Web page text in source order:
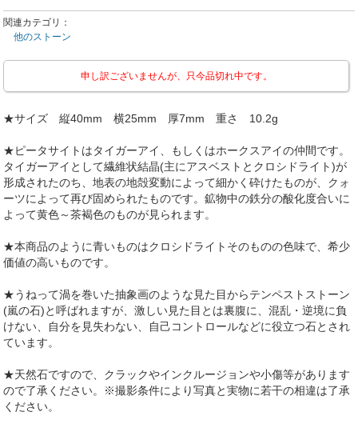
関連カテゴリ：
他のストーン
申し訳ございませんが、只今品切れ中です。
★サイズ 縦40mm 横25mm 厚7mm 重さ 10.2g
★ピータサイトはタイガーアイ、もしくはホークスアイの仲間です。
タイガーアイとして繊維状結晶(主にアスベストとクロシドライト)が
形成されたのち、地表の地殻変動によって細かく砕けたものが、クォ
ーツによって再び固められたものです。鉱物中の鉄分の酸化度合いに
よって黄色～茶褐色のものが見られます。
★本商品のように青いものはクロシドライトそのものの色味で、希少
価値の高いものです。
★うねって渦を巻いた抽象画のような見た目からテンペストストーン
(嵐の石)と呼ばれますが、激しい見た目とは裏腹に、混乱・逆境に負
けない、自分を見失わない、自己コントロールなどに役立つ石とされ
ています。
★天然石ですので、クラックやインクルージョンや小傷等があります
ので了承ください。※撮影条件により写真と実物に若干の相違は了承
ください。